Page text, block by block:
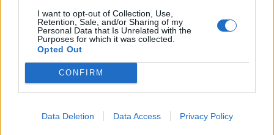
I want to opt-out of Collection, Use,
Retention, Sale, and/or Sharing of my
Personal Data that Is Unrelated with the
Purposes for which it was collected.
Opted Out
CONFIRM
Data Deletion Data Access Privacy Policy
NAUJI